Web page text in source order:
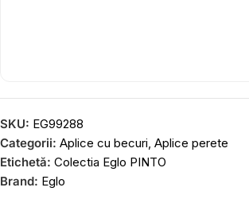
SKU: EG99288
Categorii: Aplice cu becuri, Aplice perete
Etichetă: Colectia Eglo PINTO
Brand: Eglo